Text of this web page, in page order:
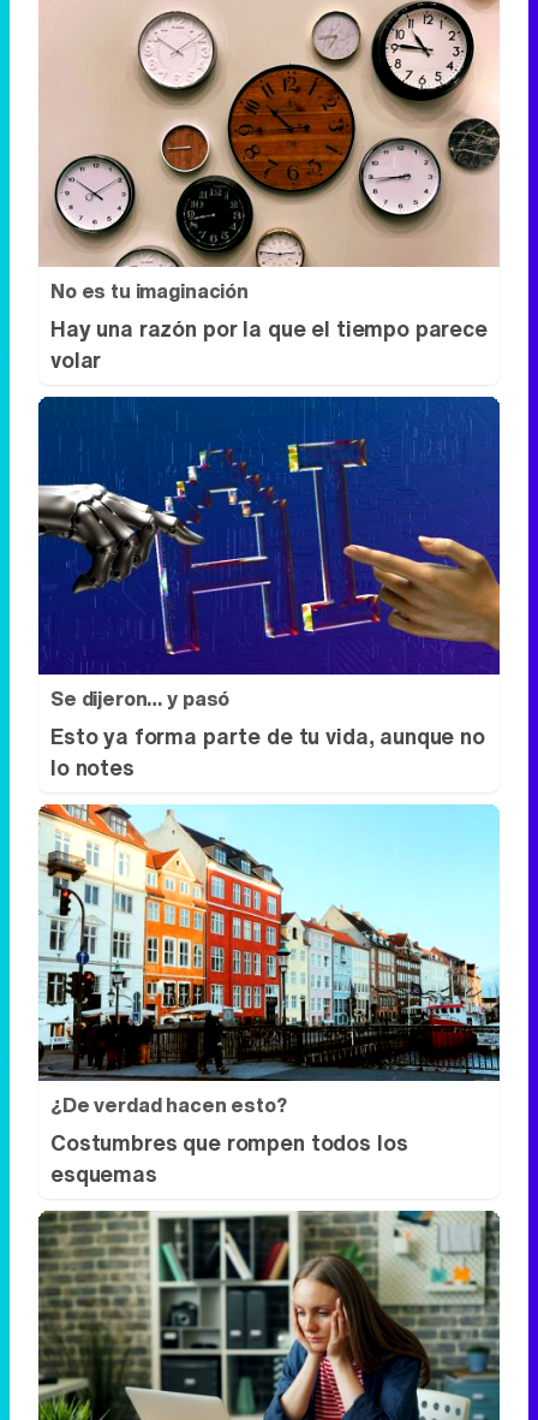
No es tu imaginación
Hay una razón por la que el tiempo parece
volar
Se dijeron… y pasó
Esto ya forma parte de tu vida, aunque no
lo notes
¿De verdad hacen esto?
Costumbres que rompen todos los
esquemas